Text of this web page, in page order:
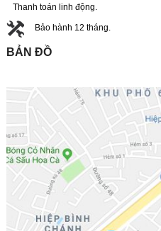
Thanh toán linh động.
Bảo hành 12 tháng.
BẢN ĐỒ